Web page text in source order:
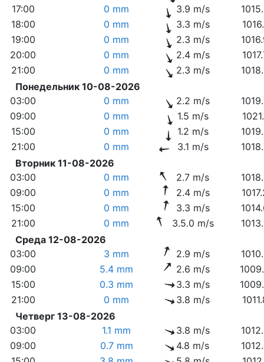
17:00
0 mm 3.9 m/s
18:00
0 mm 3.3 m/s
19:00
0 mm 2.3 m/s
20:00
0 mm 2.4 m/s
21:00
0 mm 2.3 m/s
Понедельник 10-08-2026
03:00
0 mm 2.2 m/s
09:00
0 mm 1.5 m/s
15:00
0 mm 1.2 m/s
21:00
0 mm 3.1 m/s
Вторник 11-08-2026
03:00
0 mm 2.7 m/s
09:00
0 mm 2.4 m/s
15:00
0 mm 3.3 m/s
21:00
0 mm 3.5.0 m/s
Среда 12-08-2026
03:00
3 mm 2.9 m/s
09:00
5.4 mm 2.6 m/s
15:00
0.3 mm 3.3 m/s
21:00
0 mm 3.8 m/s
Четверг 13-08-2026
03:00
1.1 mm 3.8 m/s
09:00
0.7 mm 4.8 m/s